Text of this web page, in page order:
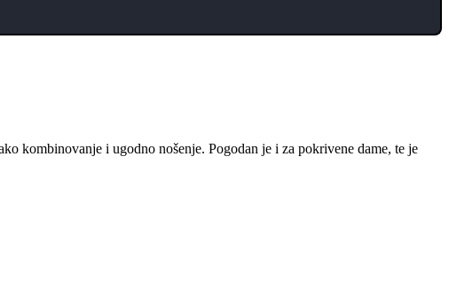
kombinovanje i ugodno nošenje. Pogodan je i za pokrivene dame, te je